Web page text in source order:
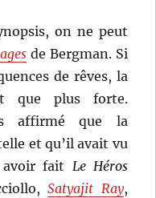
on ne peut
de Bergman. Si
de rêves, la
que plus forte.
affirmé que la
et qu’il avait vu
fait Le Héros
Satyajit Ray,